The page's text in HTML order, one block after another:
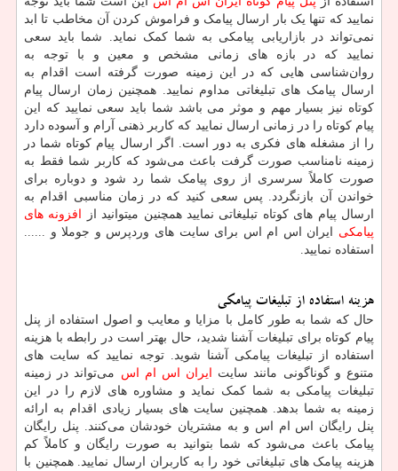
نمایید که تنها یک بار ارسال پیامک و فراموش کردن آن مخاطب تا ابد
نمی‌تواند در بازاریابی پیامکی به شما کمک نماید. شما باید سعی
نمایید که در بازه‌ های زمانی مشخص و معین و با توجه به
روان‌شناسی هایی که در این زمینه صورت گرفته است اقدام به
ارسال پیامک ‌های تبلیغاتی مداوم نمایید‌‌. همچنین زمان ارسال پیام
کوتاه نیز بسیار مهم و موثر می باشد شما باید سعی نمایید که این
پیام کوتاه را در زمانی ارسال نمایید که کاربر ذهنی آرام و آسوده دارد
را از مشغله‌ های فکری به دور است. اگر ارسال پیام کوتاه شما در
زمینه نامناسب صورت گرفت باعث می‌شود که کاربر شما فقط به
صورت کاملاً سرسری از روی پیامک شما رد شود و دوباره برای
خواندن آن بازنگردد‌. پس سعی کنید که در زمان مناسبی اقدام به
ارسال پیام ‌های کوتاه تبلیغاتی نمایید همچنین میتوانید از
افزونه های
پیامکی ایران اس ام اس برای سایت های وردپرس و جوملا و ......
استفاده نمایید.
هزینه استفاده از تبلیغات پیامکی
حال که شما به طور کامل با مزایا و معایب و اصول استفاده از پنل
پیام کوتاه برای تبلیغات آشنا شدید، حال بهتر است در رابطه با هزینه
استفاده از تبلیغات پیامکی آشنا شوید. توجه نمایید که سایت‌ های
متنوع و گوناگونی مانند سایت
ایران اس ام اس می‌تواند در زمینه
تبلیغات پیامکی به شما کمک نماید و مشاوره‌ های لازم را در این
زمینه به شما بدهد. همچنین سایت های بسیار زیادی اقدام به ارائه
پنل رایگان اس ام اس و به مشتریان خودشان می‌کنند‌. پنل رایگان
پیامک باعث می‌شود که شما بتوانید به صورت رایگان و کاملاً کم‌
هزینه پیامک ‌های تبلیغاتی خود را به کاربران ارسال نمایید. همچنین با